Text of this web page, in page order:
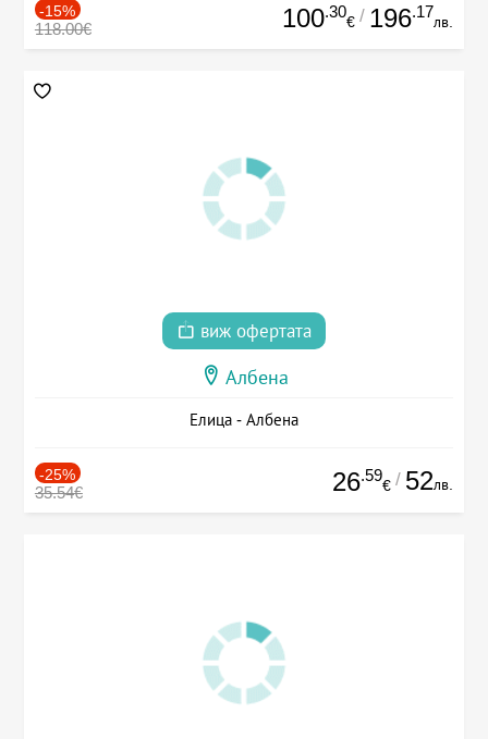
-15%
118.00€ 100.30
€ / 196.17
лв.
виж офертата
Албена
Елица - Албена
-25%
35.54€ 26.59
€ / 52лв.